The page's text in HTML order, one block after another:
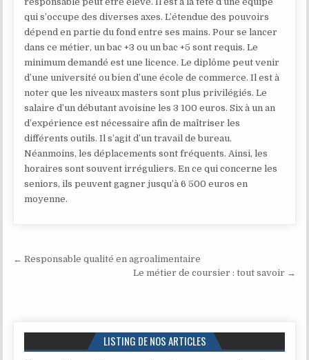
qui s’occupe des diverses axes. L’étendue des pouvoirs
dépend en partie du fond entre ses mains. Pour se lancer
dans ce métier, un bac +3 ou un bac +5 sont requis. Le
minimum demandé est une licence. Le diplôme peut venir
d’une université ou bien d’une école de commerce. Il est à
noter que les niveaux masters sont plus privilégiés. Le
salaire d’un débutant avoisine les 3 100 euros. Six à un an
d’expérience est nécessaire afin de maîtriser les
différents outils. Il s’agit d’un travail de bureau.
Néanmoins, les déplacements sont fréquents. Ainsi, les
horaires sont souvent irréguliers. En ce qui concerne les
seniors, ils peuvent gagner jusqu’à 6 500 euros en
moyenne.
Navigation de l’article
← Responsable qualité en agroalimentaire
Le métier de coursier : tout savoir →
LISTING DE NOS ARTICLES